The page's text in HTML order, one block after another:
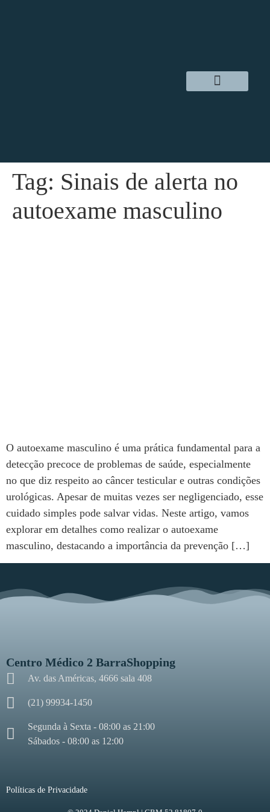
Tag: Sinais de alerta no
autoexame masculino
O autoexame masculino é uma prática fundamental para a
detecção precoce de problemas de saúde, especialmente
no que diz respeito ao câncer testicular e outras condições
urológicas. Apesar de muitas vezes ser negligenciado, esse
cuidado simples pode salvar vidas. Neste artigo, vamos
explorar em detalhes como realizar o autoexame
masculino, destacando a importância da prevenção […]
Centro Médico 2 BarraShopping
Av. das Américas, 4666 sala 408
(21) 99934-1450
Segunda à Sexta - 08:00 as 21:00
Sábados - 08:00 as 12:00
Políticas de Privacidade